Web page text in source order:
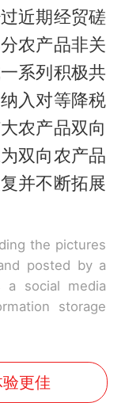
近期经贸磋
农产品非关
系列积极共
入对等降税
农产品双向
双向农产品
并不断拓展
the pictures
posted by a
a social media
storage
更佳